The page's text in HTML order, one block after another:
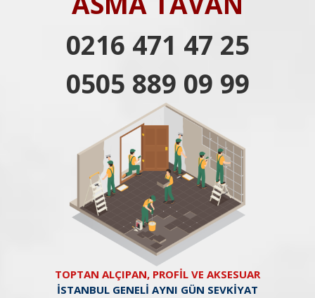
0216 471 47 25
0505 889 09 99
TOPTAN ALÇIPAN, PROFİL VE AKSESUAR
İSTANBUL GENELİ AYNI GÜN SEVKİYAT